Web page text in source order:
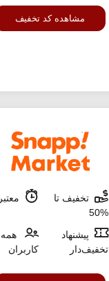
مشاهده کد تخفیف
تخفیف تا
%50
معتبر
پیشنهاد
تخفیف‌دار
همه
کاربران